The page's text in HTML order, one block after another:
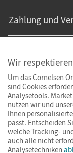
Zahlung und
Wir
Um das Cornelsen
sind Cookies
Analysetools.
nutzen wir und
Ihnen
passt. Entscheiden
welche Tracking-
auch alle nicht
Analysetechniken